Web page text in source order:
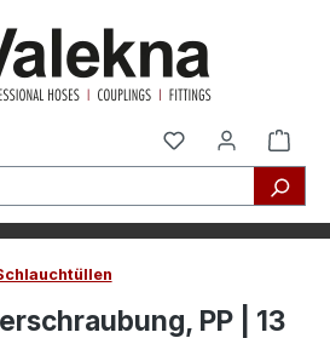
PP | 13